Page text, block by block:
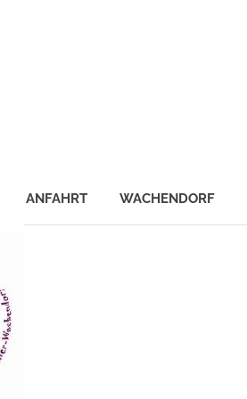
ANFAHRT WACHENDORF